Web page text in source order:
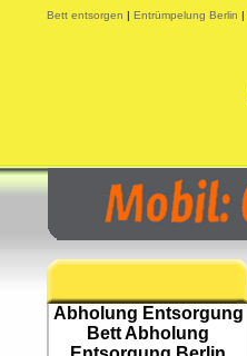
Bett entsorgen | Entrümpelung Berlin |
Abholung Entsorgung
Bett Abholung